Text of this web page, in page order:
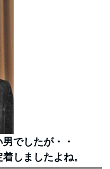
でしたが・・
しましたよね。